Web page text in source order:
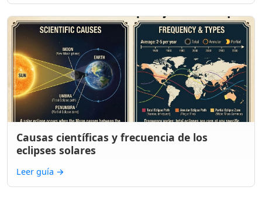
Causas científicas y frecuencia de los
eclipses solares
Leer guía →